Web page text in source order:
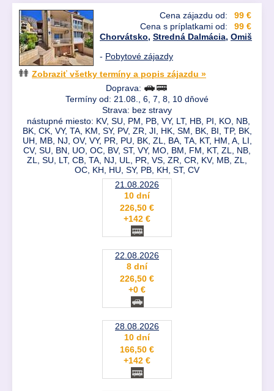
Cena zájazdu od:
99 €
Cena s príplatkami od:
99 €
Chorvátsko, Stredná Dalmácia, Omiš
- Pobytové zájazdy
Zobraziť všetky termíny a popis zájazdu »
Doprava:
Termíny od: 21.08., 6, 7, 8, 10 dňové
Strava: bez stravy
nástupné miesto: KV, SU, PM, PB, VY, LT, HB, PI, KO, NB,
BK, CK, VY, TA, KM, SY, PV, ZR, JI, HK, SM, BK, BI, TP, BK,
UH, MB, NJ, OV, VY, PR, PU, BK, ZL, BA, TA, KT, HM, A, LI,
CV, SU, BN, UO, OC, BV, ST, VY, MO, BM, FM, KT, ZL, NB,
ZL, SU, LT, CB, TA, NJ, UL, PR, VS, ZR, CR, KV, MB, ZL,
OC, KH, HU, SY, PB, KH, ST, CV
21.08.2026
10 dní
226,50 €
+142 €
22.08.2026
8 dní
226,50 €
+0 €
28.08.2026
10 dní
166,50 €
+142 €